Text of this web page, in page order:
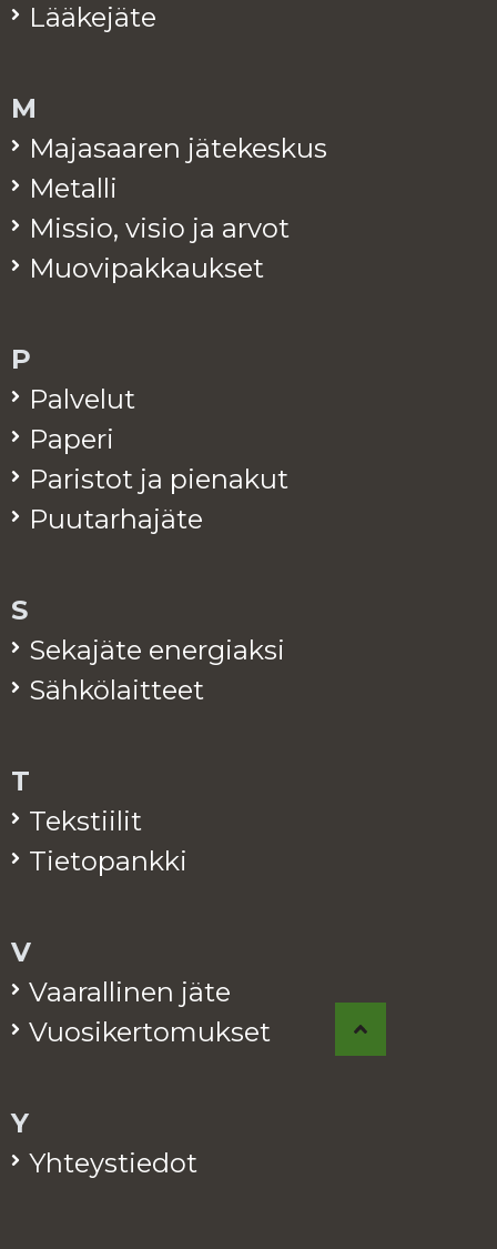
Lää­ke­jä­te
M
Ma­ja­saa­ren jä­te­kes­kus
Me­tal­li
Mis­sio, visio ja arvot
Muo­vi­pak­kauk­set
P
Pal­ve­lut
Pa­pe­ri
Pa­ris­tot ja pie­na­kut
Puu­tar­ha­jä­te
S
Se­ka­jä­te ener­giak­si
Säh­kö­lait­teet
T
Teks­tii­lit
Tie­to­pank­ki
V
Vaa­ral­li­nen jäte
Vuo­si­ker­to­muk­set
Y
Yh­teys­tie­dot